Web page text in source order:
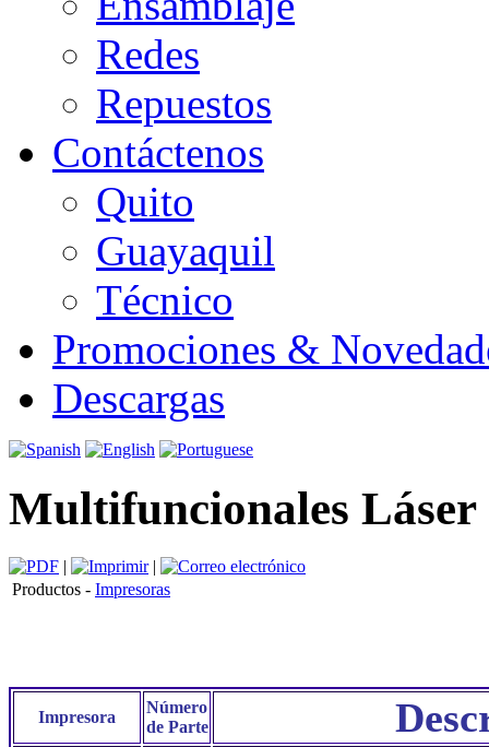
Redes
Repuestos
Contáctenos
Quito
Guayaquil
Técnico
Promociones &
Descargas
Multifuncionales
|
|
Productos - Impresoras
Impresora
Número
de Parte